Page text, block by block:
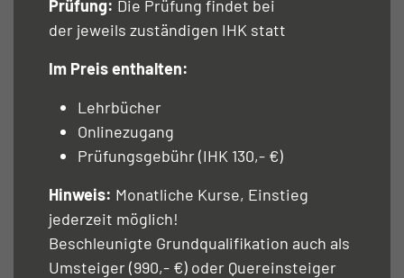
Prüfung: Die Prüfung findet bei
der jeweils zuständigen IHK statt
Im Preis enthalten:
Lehrbücher
Onlinezugang
Prüfungsgebühr (IHK 130,- €)
Hinweis: Monatliche Kurse, Einstieg
jederzeit möglich!
Beschleunigte Grundqualifikation auch als
Umsteiger (990,- €) oder Quereinsteiger